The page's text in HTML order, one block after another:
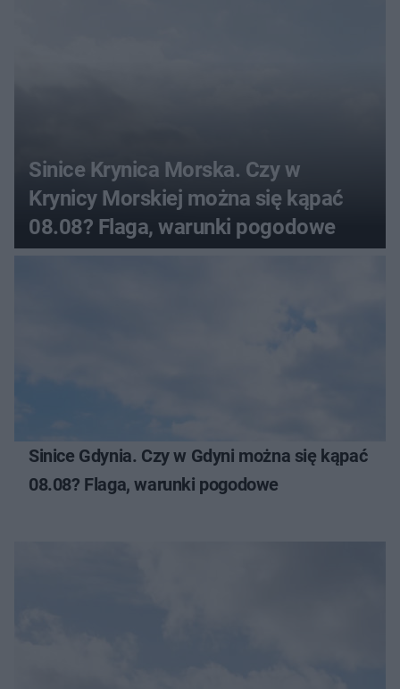
Sinice Krynica Morska. Czy w
Krynicy Morskiej można się kąpać
08.08? Flaga, warunki pogodowe
Sinice Gdynia. Czy w Gdyni można się kąpać
08.08? Flaga, warunki pogodowe